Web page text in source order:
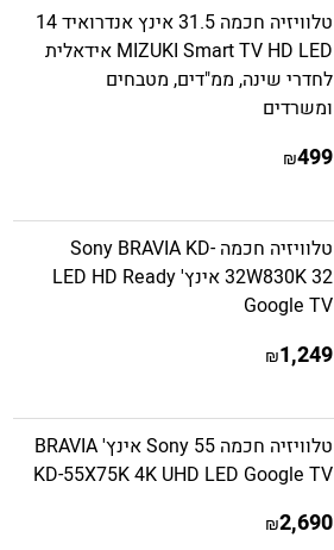
טלוויזיה חכמה 31.5 אינץ אנדרואיד 14
MIZUKI Smart TV HD LED אידאלית
לחדרי שינה, ממ"דים, מטבחים
ומשרדים
499
₪
טלוויזיה חכמה Sony BRAVIA KD-
32W830K 32 אינץ' LED HD Ready
Google TV
1,249
₪
טלוויזיה חכמה Sony 55 אינץ' BRAVIA
KD-55X75K 4K UHD LED Google TV
2,690
₪